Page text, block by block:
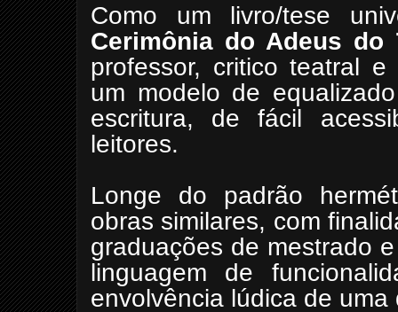
Como um livro/tese
Cerimônia do Adeus
professor, critico teatral
um modelo de
escritura, de fácil
leitores.
Longe do padrão
obras similares, com
graduações de mestrado
linguagem de
envolvência lúdica de